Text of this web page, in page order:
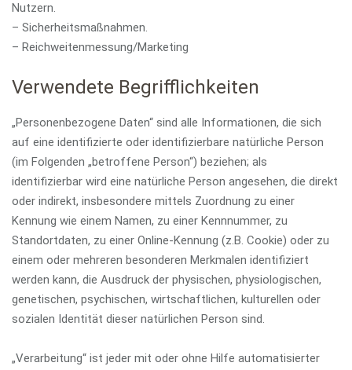
Nutzern.
– Sicherheitsmaßnahmen.
– Reichweitenmessung/Marketing
Verwendete Begrifflichkeiten
„Personenbezogene Daten“ sind alle Informationen, die sich
auf eine identifizierte oder identifizierbare natürliche Person
(im Folgenden „betroffene Person“) beziehen; als
identifizierbar wird eine natürliche Person angesehen, die direkt
oder indirekt, insbesondere mittels Zuordnung zu einer
Kennung wie einem Namen, zu einer Kennnummer, zu
Standortdaten, zu einer Online-Kennung (z.B. Cookie) oder zu
einem oder mehreren besonderen Merkmalen identifiziert
werden kann, die Ausdruck der physischen, physiologischen,
genetischen, psychischen, wirtschaftlichen, kulturellen oder
sozialen Identität dieser natürlichen Person sind.
„Verarbeitung“ ist jeder mit oder ohne Hilfe automatisierter